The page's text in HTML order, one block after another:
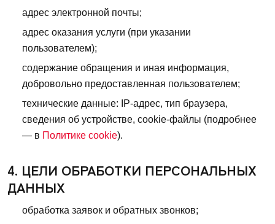
адрес электронной почты;
адрес оказания услуги (при указании
пользователем);
содержание обращения и иная информация,
добровольно предоставленная пользователем;
технические данные: IP-адрес, тип браузера,
сведения об устройстве, cookie-файлы (подробнее
— в Политике cookie).
4. ЦЕЛИ ОБРАБОТКИ ПЕРСОНАЛЬНЫХ
ДАННЫХ
обработка заявок и обратных звонков;